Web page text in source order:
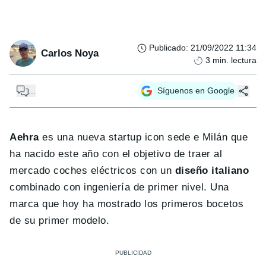
Carlos Noya Publicado: 21/09/2022 11:34
3 min. lectura
Síguenos en Google
Aehraes una nueva startup icon sede e Milán que
ha nacido este año con el objetivo de traer al
mercado coches eléctricos con un diseño italiano
combinado con ingeniería de primer nivel. Una
marca que hoy ha mostrado los primeros bocetos
de su primer modelo.